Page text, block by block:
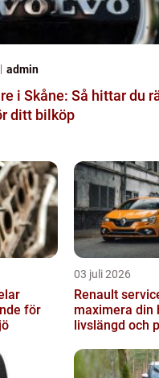
admin
i Skåne: Så hittar du
ditt bilköp
för
03 juli 2026
Renault
maximera din
livslängd och